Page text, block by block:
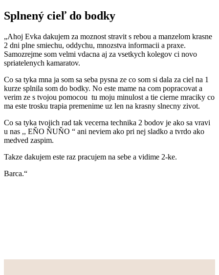
Splnený cieľ do bodky
„Ahoj Evka dakujem za moznost stravit s rebou a manzelom krasne
2 dni plne smiechu, oddychu, mnozstva informacii a praxe.
Samozrejme som velmi vdacna aj za vsetkych kolegov ci novo
spriatelenych kamaratov.
Co sa tyka mna ja som sa seba pysna ze co som si dala za ciel na 1
kurze splnila som do bodky. No este mame na com popracovat a
verim ze s tvojou pomocou tu moju minulost a tie cierne mraciky co
ma este trosku trapia premenime uz len na krasny slnecny zivot.
Co sa tyka tvojich rad tak vecerna technika 2 bodov je ako sa vravi
u nas ,, EŇO ŇUŇO “ ani neviem ako pri nej sladko a tvrdo ako
medved zaspim.
Takze dakujem este raz pracujem na sebe a vidime 2-ke.
Barca.“